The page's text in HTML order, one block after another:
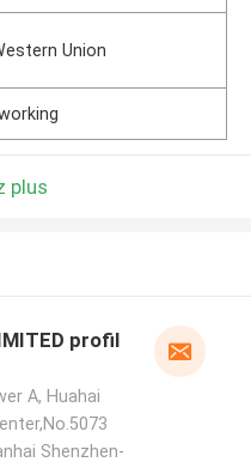
Union
plus
profil
A, Huahai
Shenzhen-